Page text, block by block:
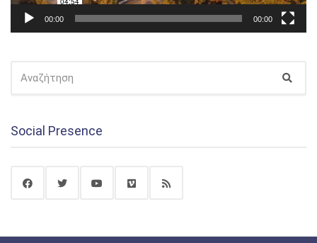
00:00 00:00
ΓΙΑ:
Social Presence